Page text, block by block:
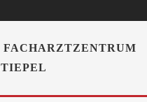
FACHARZTZENTRUM